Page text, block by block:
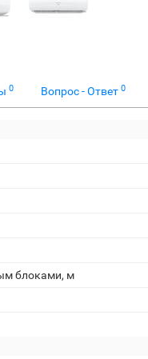
0 Вопрос - Ответ 0
блоками, м